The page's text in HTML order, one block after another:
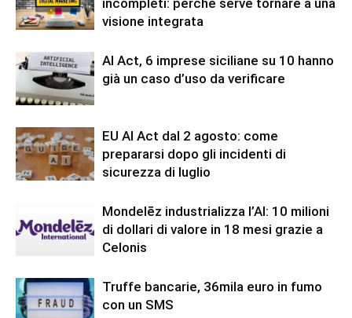
visione integrata
AI Act, 6 imprese siciliane su 10 hanno
già un caso d’uso da verificare
EU AI Act dal 2 agosto: come
prepararsi dopo gli incidenti di
sicurezza di luglio
Mondelēz industrializza l’AI: 10 milioni
di dollari di valore in 18 mesi grazie a
Celonis
Truffe bancarie, 36mila euro in fumo
con un SMS